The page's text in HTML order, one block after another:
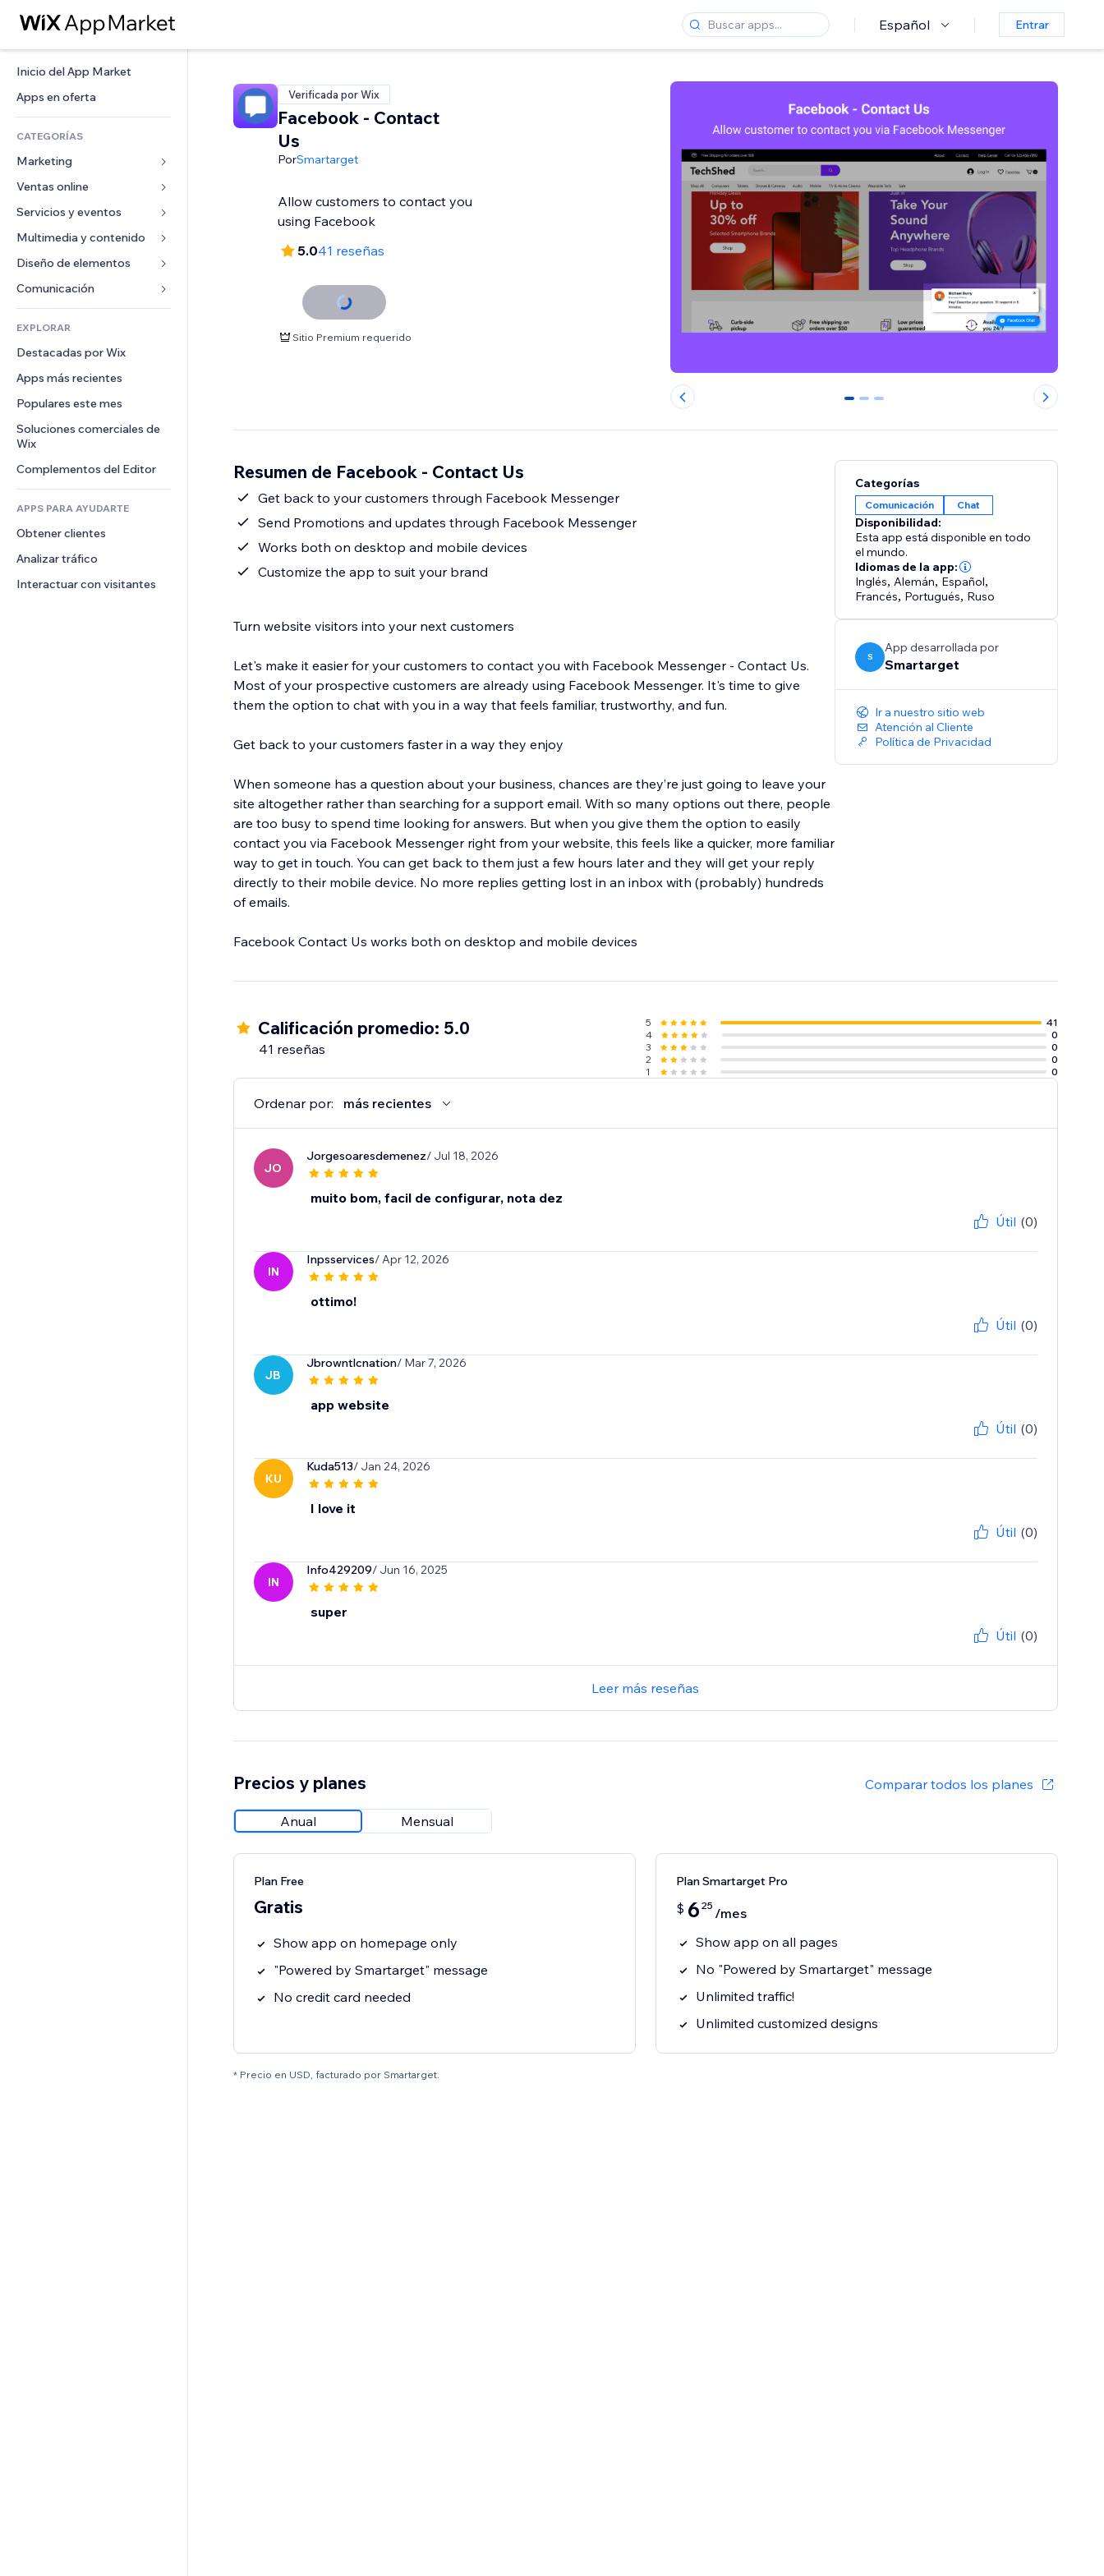
Español Entrar
Inicio del App Market
Apps en oferta
CATEGORÍAS
Marketing
Anuncios
Móvil
Analíticas
Anuncios del sitio
Email
Ventas online
Apps para tiendas
Envíos y entregas
Botones de venta
Contabilidad
Cupones y fidelización
Almacenamiento de mercancía
Crowdfunding
Alimentos y bebidas
Servicios y eventos
Hoteles
Eventos
Restaurantes
Inmobiliarias
Reservas
Multimedia y contenido
Galerías
Música
Pódcast
Fotografía
Video
PDF
Compartir archivos
Noticias
Servicios de contenido
Efectos de texto
Diseño de elementos
Mapas y navegación
Privacidad y seguridad
Reloj
Plantillas para páginas
Efectos de imágenes
Botones y menús
Banners e insignias
Calculadoras
Buscar
Formularios
Encuestas
Chat
Comentarios
Teléfono
Comunidad
Reseñas y testimonios
EXPLORAR
Destacadas por Wix
Apps más recientes
Populares este mes
Soluciones comerciales de
Wix
Complementos del Editor
APPS PARA AYUDARTE
Obtener clientes
Analizar tráfico
Interactuar con visitantes
Verificada por Wix
Facebook - Contact
Us
PorSmartarget
Allow customers to contact you
using Facebook
5.041 reseñas
Sitio Premium requerido
0 1 2
Resumen de Facebook - Contact Us
Get back to your customers through Facebook Messenger
Send Promotions and updates through Facebook Messenger
Works both on desktop and mobile devices
Customize the app to suit your brand
Turn website visitors into your next customers
Let's make it easier for your customers to contact you with Facebook Messenger - Contact Us.
Most of your prospective customers are already using Facebook Messenger. It's time to give
them the option to chat with you in a way that feels familiar, trustworthy, and fun.
Get back to your customers faster in a way they enjoy
When someone has a question about your business, chances are they’re just going to leave your
site altogether rather than searching for a support email. With so many options out there, people
are too busy to spend time looking for answers. But when you give them the option to easily
contact you via Facebook Messenger right from your website, this feels like a quicker, more familiar
way to get in touch. You can get back to them just a few hours later and they will get your reply
directly to their mobile device. No more replies getting lost in an inbox with (probably) hundreds
of emails.
Facebook Contact Us works both on desktop and mobile devices
Categorías
Comunicación Chat
Disponibilidad:
Esta app está disponible en todo
el mundo.
Idiomas de la app:
Inglés, Alemán, Español,
Francés, Portugués, Ruso
S
App desarrollada por
Smartarget
Ir a nuestro sitio web
Atención al Cliente
Política de Privacidad
Calificación promedio: 5.0
41 reseñas
5
41
4
0
3
0
2
0
1
0
Ordenar por: más recientes
JO
Jorgesoaresdemenez/ Jul 18, 2026
muito bom, facil de configurar, nota dez
Útil (0)
IN
Inpsservices/ Apr 12, 2026
ottimo!
Útil (0)
JB
Jbrowntlcnation/ Mar 7, 2026
app website
Útil (0)
KU
Kuda513/ Jan 24, 2026
I love it
Útil (0)
IN
Info429209/ Jun 16, 2025
super
Útil (0)
Leer más reseñas
Precios y planes Comparar todos los planes
Anual Mensual
Plan Free
Gratis
Show app on homepage only
"Powered by Smartarget" message
No credit card needed
Plan Smartarget Pro
$ 6 25 /mes
Show app on all pages
No "Powered by Smartarget" message
Unlimited traffic!
Unlimited customized designs
* Precio en USD, facturado por Smartarget.